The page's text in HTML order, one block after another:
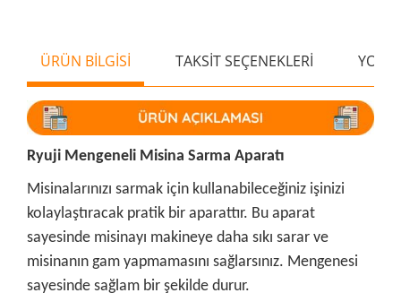
ÜRÜN BİLGİSİ TAKSİT SEÇENEKLERİ
Ryuji Mengeneli Misina Sarma Aparatı
Misinalarınızı sarmak için kullanabileceğiniz işinizi
kolaylaştıracak pratik bir aparattır. Bu aparat
sayesinde misinayı makineye daha sıkı sarar ve
misinanın gam yapmamasını sağlarsınız. Mengenesi
sayesinde sağlam bir şekilde durur.